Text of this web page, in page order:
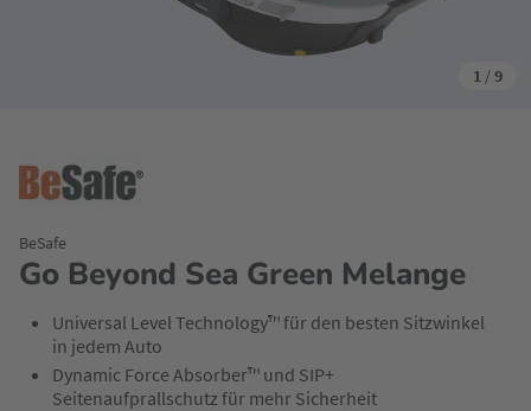
1 /9
Go Beyond Sea Green Melange
BeSafe
Universal Level Technology™ für den besten Sitzwinkel
in jedem Auto
Dynamic Force Absorber™ und SIP+
Seitenaufprallschutz für mehr Sicherheit